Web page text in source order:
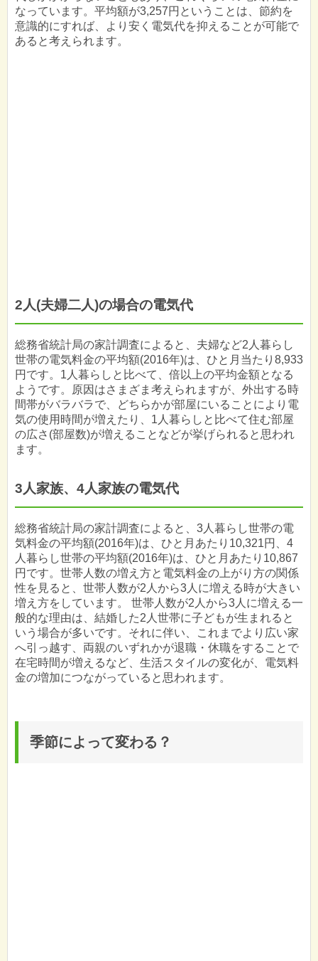
なっています。平均額が3,257円ということは、節約を
意識的にすれば、より安く電気代を抑えることが可能で
あると考えられます。
2人(夫婦二人)の場合の電気代
総務省統計局の家計調査によると、夫婦など2人暮らし
世帯の電気料金の平均額(2016年)は、ひと月当たり8,933
円です。1人暮らしと比べて、倍以上の平均金額となる
ようです。原因はさまざま考えられますが、外出する時
間帯がバラバラで、どちらかが部屋にいることにより電
気の使用時間が増えたり、1人暮らしと比べて住む部屋
の広さ(部屋数)が増えることなどが挙げられると思われ
ます。
3人家族、4人家族の電気代
総務省統計局の家計調査によると、3人暮らし世帯の電
気料金の平均額(2016年)は、ひと月あたり10,321円、4
人暮らし世帯の平均額(2016年)は、ひと月あたり10,867
円です。世帯人数の増え方と電気料金の上がり方の関係
性を見ると、世帯人数が2人から3人に増える時が大きい
増え方をしています。 世帯人数が2人から3人に増える一
般的な理由は、結婚した2人世帯に子どもが生まれると
いう場合が多いです。それに伴い、これまでより広い家
へ引っ越す、両親のいずれかが退職・休職をすることで
在宅時間が増えるなど、生活スタイルの変化が、電気料
金の増加につながっていると思われます。
季節によって変わる？